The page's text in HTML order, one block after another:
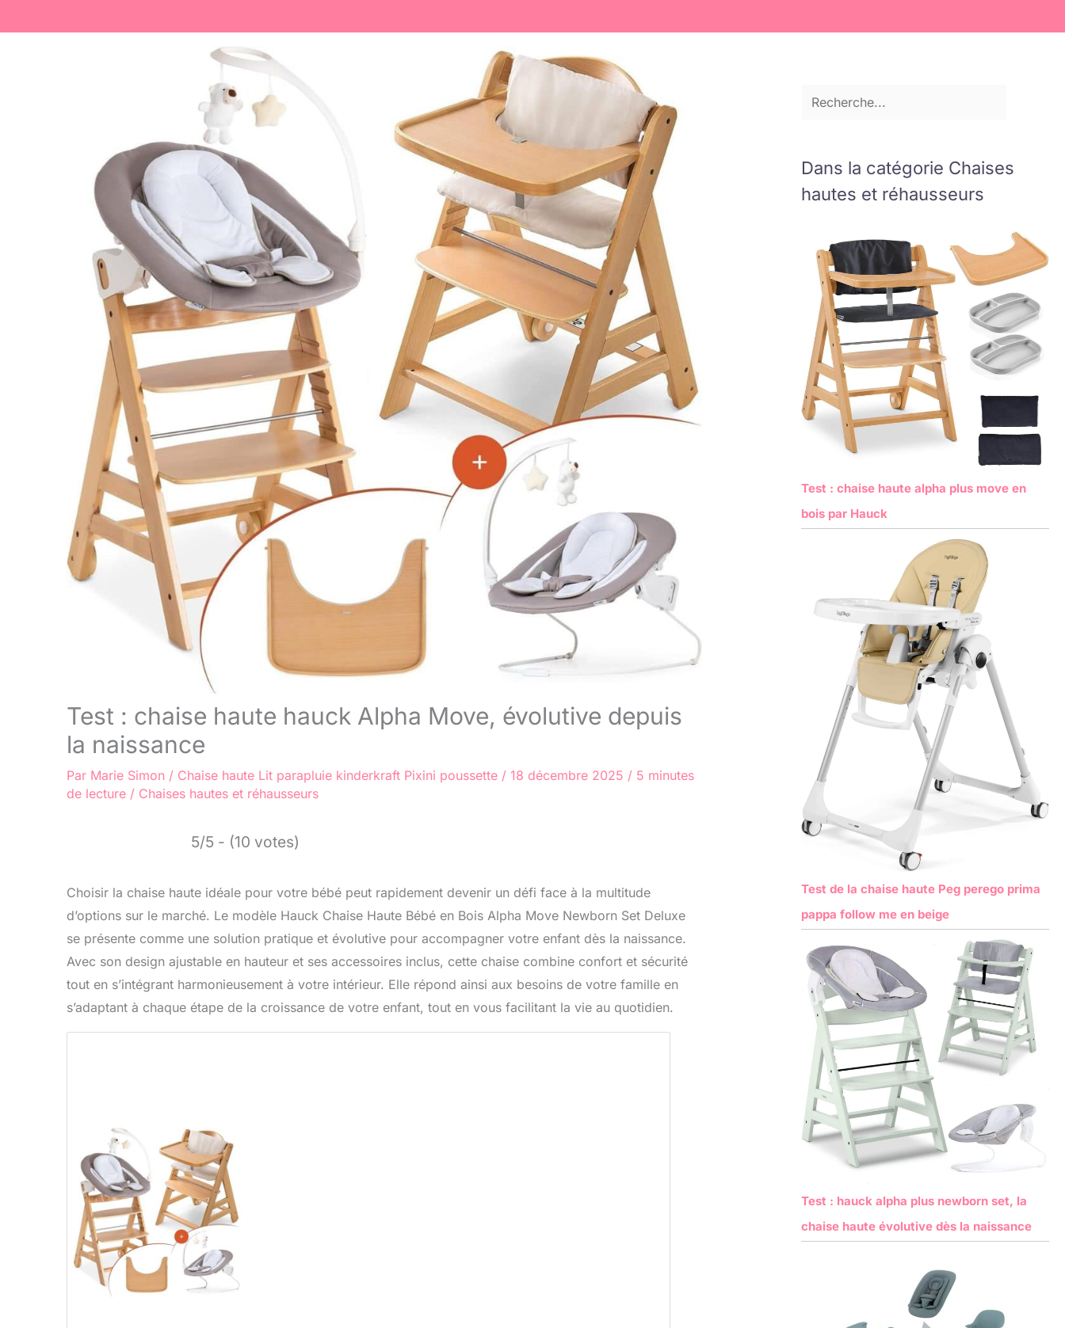
Test : chaise haute hauck Alpha Move, évolutive depuis
la naissance
Par Marie Simon / Chaise haute Lit parapluie kinderkraft Pixini poussette / 18 décembre 2025 / 5 minutes
de lecture / Chaises hautes et réhausseurs
5/5 - (10 votes)
Choisir la chaise haute idéale pour votre bébé peut rapidement devenir un défi face à la multitude
d’options sur le marché. Le modèle Hauck Chaise Haute Bébé en Bois Alpha Move Newborn Set Deluxe
se présente comme une solution pratique et évolutive pour accompagner votre enfant dès la naissance.
Avec son design ajustable en hauteur et ses accessoires inclus, cette chaise combine confort et sécurité
tout en s’intégrant harmonieusement à votre intérieur. Elle répond ainsi aux besoins de votre famille en
s’adaptant à chaque étape de la croissance de votre enfant, tout en vous facilitant la vie au quotidien.
Dans la catégorie Chaises
hautes et réhausseurs
Test : chaise haute alpha plus move en
bois par Hauck
Test de la chaise haute Peg perego prima
pappa follow me en beige
Test : hauck alpha plus newborn set, la
chaise haute évolutive dès la naissance